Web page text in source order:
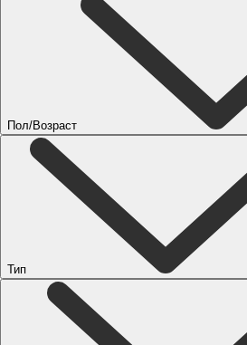
Пол/Возраст
Тип